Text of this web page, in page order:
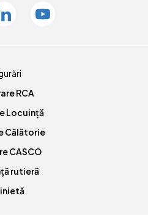
Linkedin Youtube
RCA
Locuință
Călătorie
CASCO
rutieră